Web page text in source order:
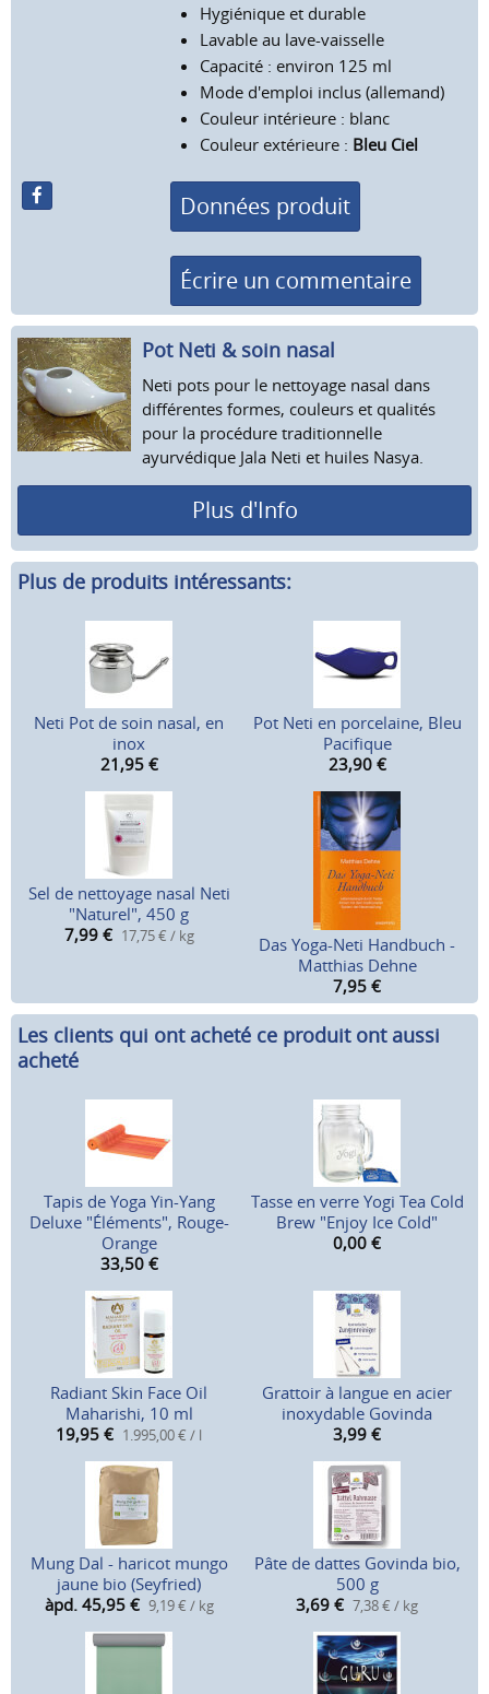
Hygiénique et durable
Lavable au lave-vaisselle
Capacité : environ 125 ml
Mode d'emploi inclus (allemand)
Couleur intérieure : blanc
Couleur extérieure : Bleu Ciel
Données produit
Écrire un commentaire
Pot Neti & soin nasal
Neti pots pour le nettoyage nasal dans
différentes formes, couleurs et qualités
pour la procédure traditionnelle
ayurvédique Jala Neti et huiles Nasya.
Plus d'Info
Plus de produits intéressants:
Neti Pot de soin nasal, en
inox
21,95 €
Pot Neti en porcelaine, Bleu
Pacifique
23,90 €
Sel de nettoyage nasal Neti
"Naturel", 450 g
7,99 € 17,75 € / kg
Das Yoga-Neti Handbuch -
Matthias Dehne
7,95 €
Les clients qui ont acheté ce produit ont aussi
acheté
Tapis de Yoga Yin-Yang
Deluxe "Éléments", Rouge-
Orange
33,50 €
Tasse en verre Yogi Tea Cold
Brew "Enjoy Ice Cold"
0,00 €
Radiant Skin Face Oil
Maharishi, 10 ml
19,95 € 1.995,00 € / l
Grattoir à langue en acier
inoxydable Govinda
3,99 €
Mung Dal - haricot mungo
jaune bio (Seyfried)
àpd. 45,95 € 9,19 € / kg
Pâte de dattes Govinda bio,
500 g
3,69 € 7,38 € / kg